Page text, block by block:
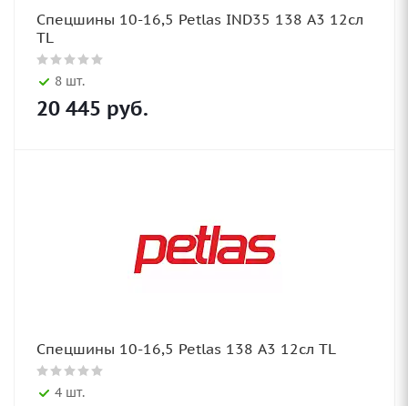
Спецшины 10-16,5 Petlas IND35 138 A3 12сл
TL
8 шт.
20 445 руб.
Спецшины 10-16,5 Petlas 138 A3 12сл TL
4 шт.